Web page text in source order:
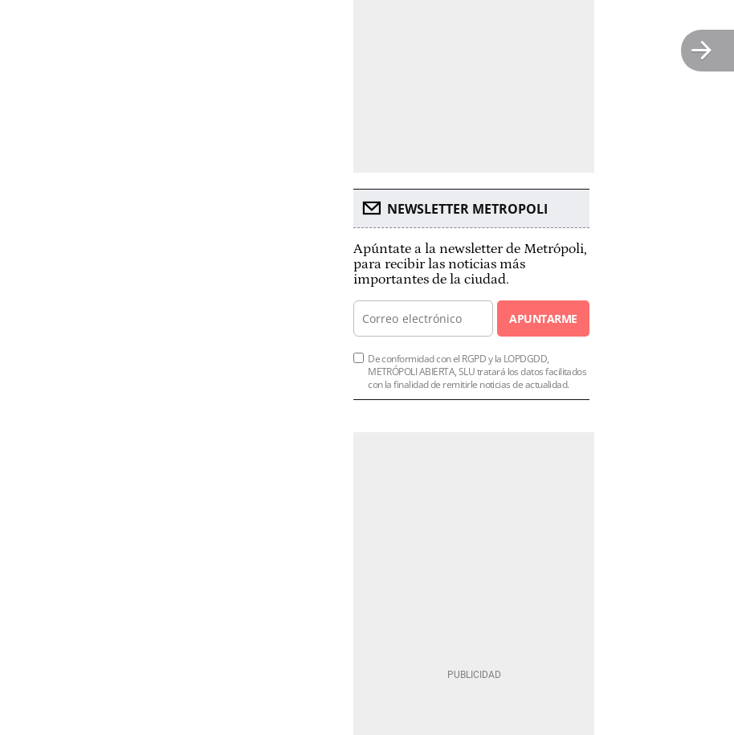
NEWSLETTER METROPOLI
Apúntate a la newsletter de Metrópoli,
para recibir las noticias más
importantes de la ciudad.
APUNTARME
De conformidad con el RGPD y la LOPDGDD,
METRÓPOLI ABIERTA, SLU tratará los datos facilitados
con la finalidad de remitirle noticias de actualidad.